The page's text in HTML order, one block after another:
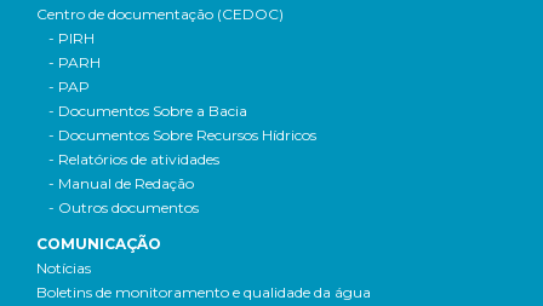
Centro de documentação (CEDOC)
- PIRH
- PARH
- PAP
- Documentos Sobre a Bacia
- Documentos Sobre Recursos Hídricos
- Relatórios de atividades
- Manual de Redação
- Outros documentos
COMUNICAÇÃO
Notícias
Boletins de monitoramento e qualidade da água